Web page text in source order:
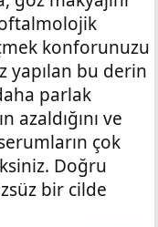
konforunuzu
yapılan bu derin
parlak
ve
çok
Doğru
bir cilde